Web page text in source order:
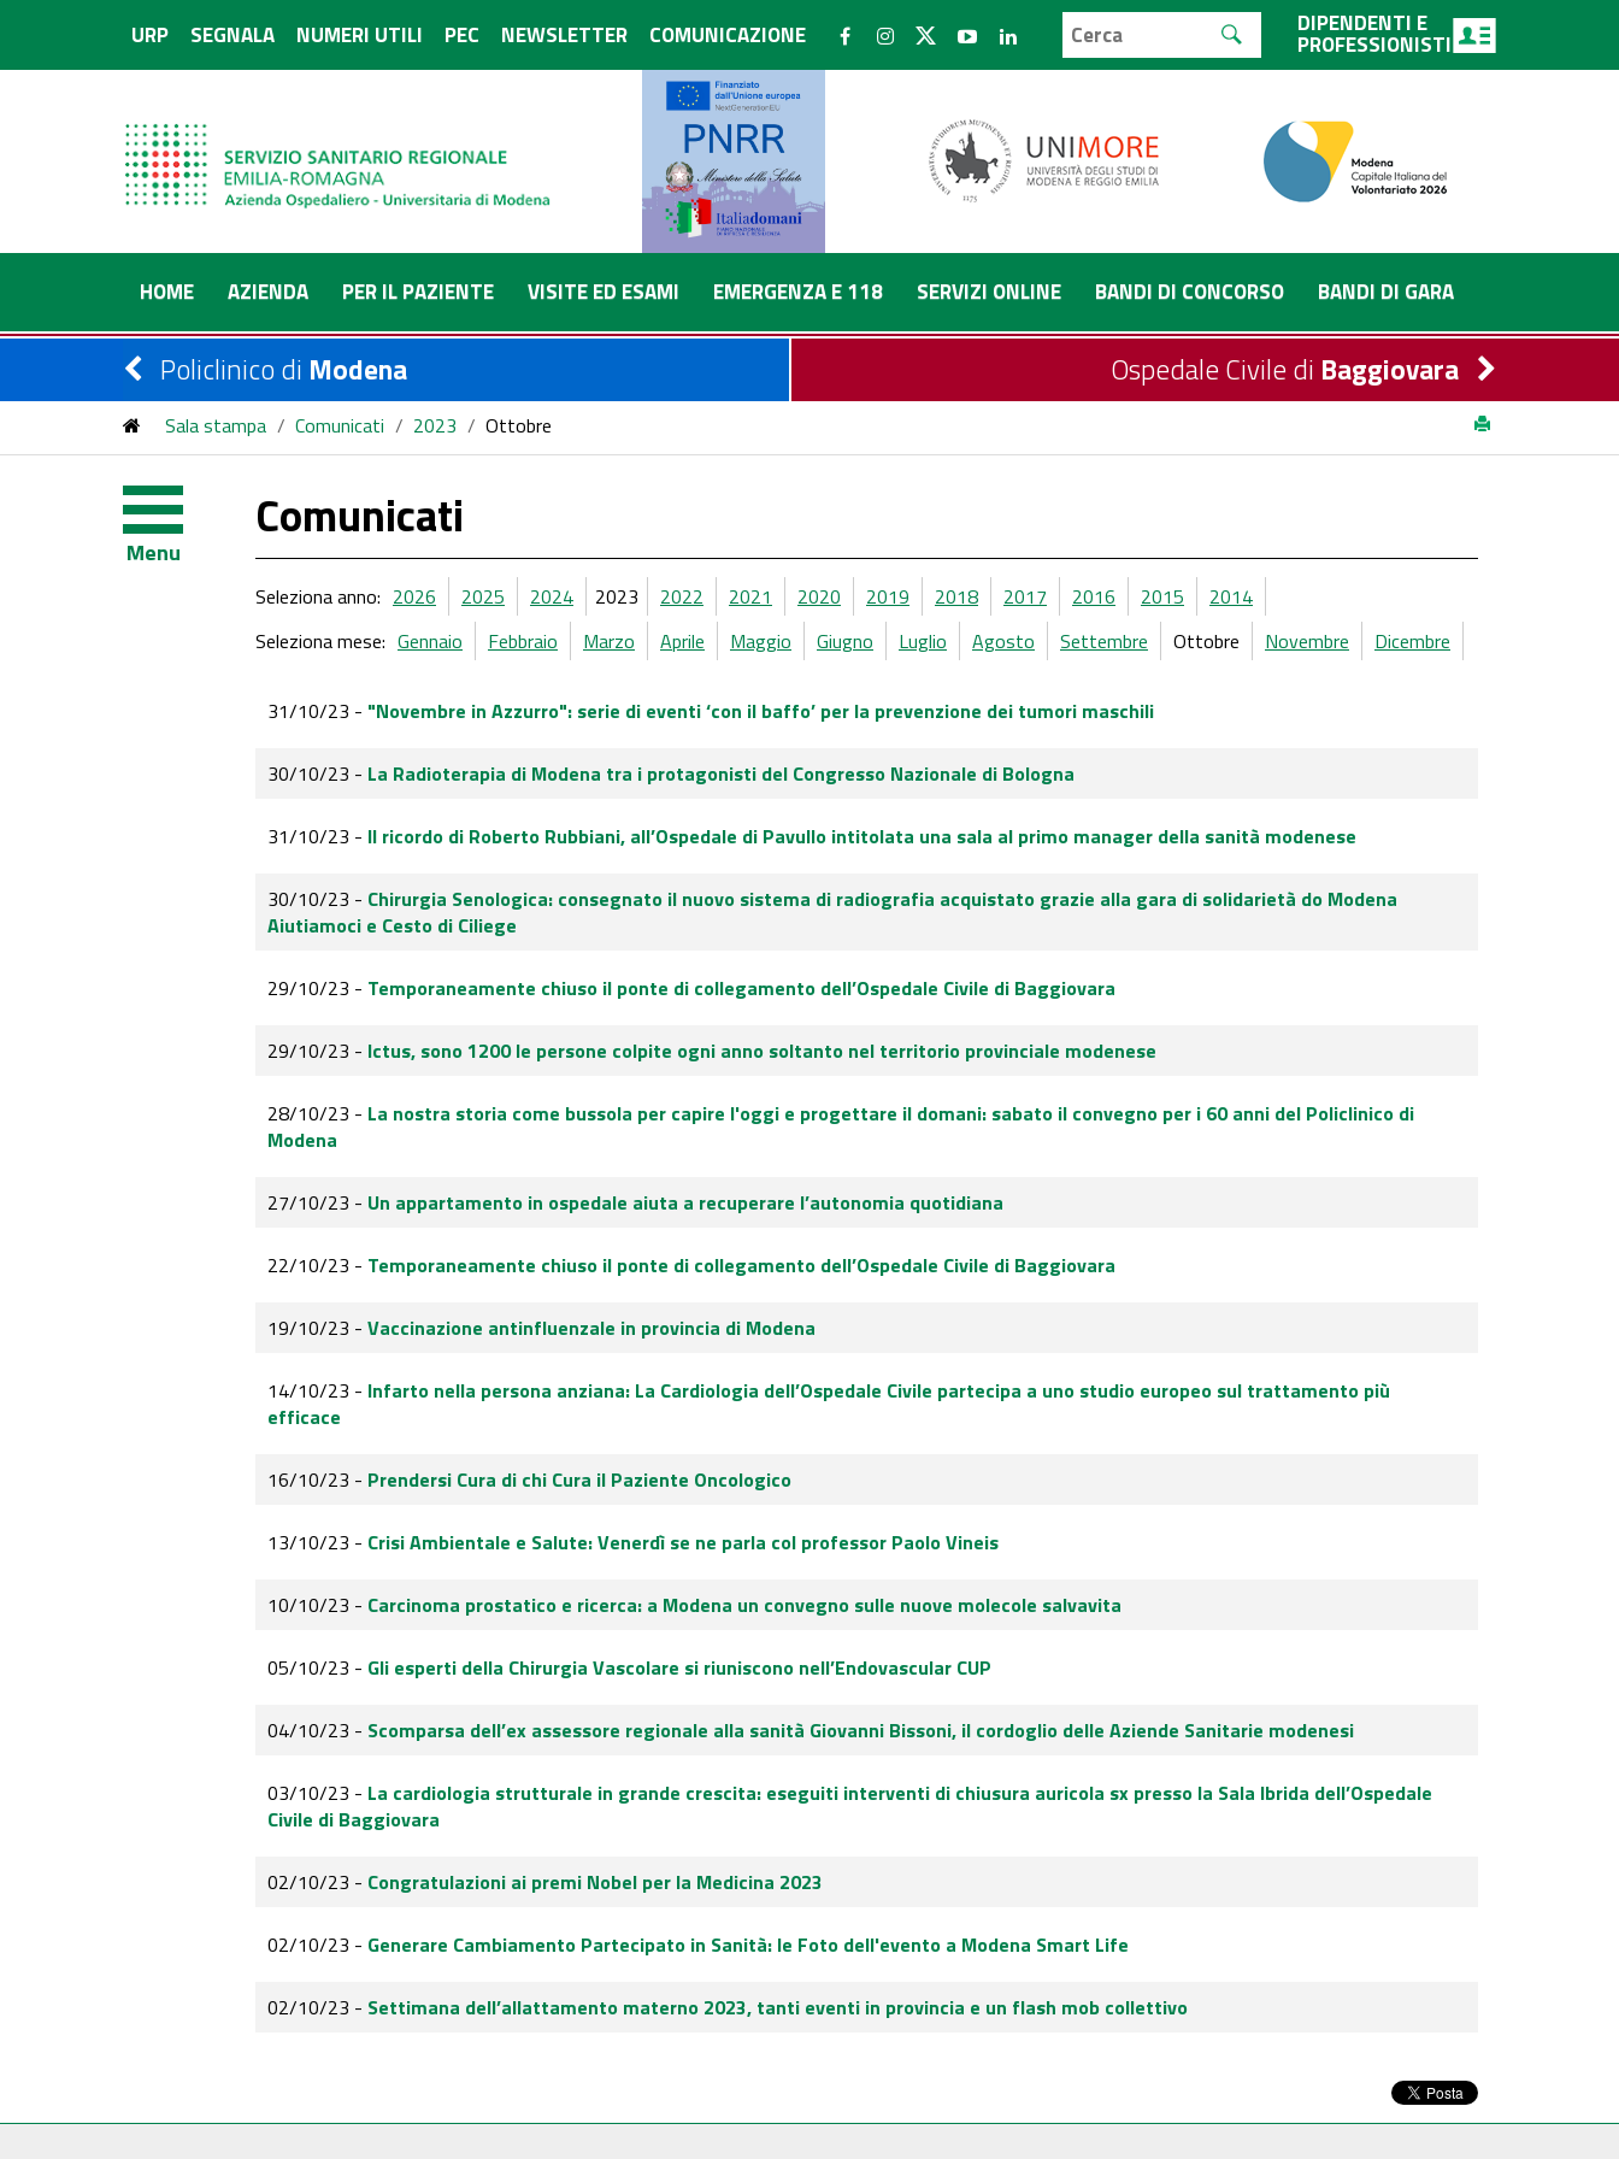
URP SEGNALA NUMERI UTILI PEC NEWSLETTER COMUNICAZIONE DIPENDENTI E
PROFESSIONISTI
HOME AZIENDA PER IL PAZIENTE VISITE ED ESAMI EMERGENZA E 118 SERVIZI ONLINE BANDI DI CONCORSO BANDI DI GARA
Policlinico di Modena Ospedale Civile di Baggiovara
Sala stampa / Comunicati / 2023 / Ottobre
Menu
Comunicati
Seleziona anno: 2026 2025 2024 2023 2022 2021 2020 2019 2018 2017 2016 2015
2014
Seleziona mese: Gennaio Febbraio Marzo Aprile Maggio Giugno Luglio Agosto Settembre Ottobre Novembre Dicembre
31/10/23 - "Novembre in Azzurro": serie di eventi ‘con il baffo’ per la prevenzione dei tumori maschili
30/10/23 - La Radioterapia di Modena tra i protagonisti del Congresso Nazionale di Bologna
31/10/23 - Il ricordo di Roberto Rubbiani, all’Ospedale di Pavullo intitolata una sala al primo manager della sanità modenese
30/10/23 - Chirurgia Senologica: consegnato il nuovo sistema di radiografia acquistato grazie alla gara di solidarietà do Modena
Aiutiamoci e Cesto di Ciliege
29/10/23 - Temporaneamente chiuso il ponte di collegamento dell’Ospedale Civile di Baggiovara
29/10/23 - Ictus, sono 1200 le persone colpite ogni anno soltanto nel territorio provinciale modenese
28/10/23 - La nostra storia come bussola per capire l'oggi e progettare il domani: sabato il convegno per i 60 anni del Policlinico di
Modena
27/10/23 - Un appartamento in ospedale aiuta a recuperare l’autonomia quotidiana
22/10/23 - Temporaneamente chiuso il ponte di collegamento dell’Ospedale Civile di Baggiovara
19/10/23 - Vaccinazione antinfluenzale in provincia di Modena
14/10/23 - Infarto nella persona anziana: La Cardiologia dell’Ospedale Civile partecipa a uno studio europeo sul trattamento più
efficace
16/10/23 - Prendersi Cura di chi Cura il Paziente Oncologico
13/10/23 - Crisi Ambientale e Salute: Venerdì se ne parla col professor Paolo Vineis
10/10/23 - Carcinoma prostatico e ricerca: a Modena un convegno sulle nuove molecole salvavita
05/10/23 - Gli esperti della Chirurgia Vascolare si riuniscono nell’Endovascular CUP
04/10/23 - Scomparsa dell’ex assessore regionale alla sanità Giovanni Bissoni, il cordoglio delle Aziende Sanitarie modenesi
03/10/23 - La cardiologia strutturale in grande crescita: eseguiti interventi di chiusura auricola sx presso la Sala Ibrida dell’Ospedale
Civile di Baggiovara
02/10/23 - Congratulazioni ai premi Nobel per la Medicina 2023
02/10/23 - Generare Cambiamento Partecipato in Sanità: le Foto dell'evento a Modena Smart Life
02/10/23 - Settimana dell’allattamento materno 2023, tanti eventi in provincia e un flash mob collettivo